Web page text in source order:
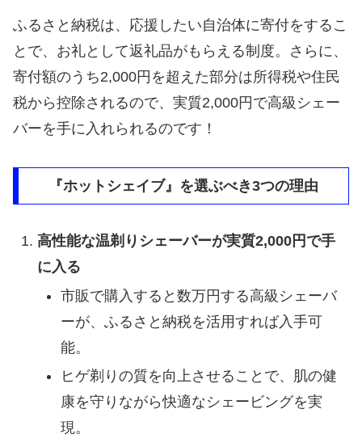
ふるさと納税は、応援したい自治体に寄付をするこ
とで、お礼として返礼品がもらえる制度。さらに、
寄付額のうち2,000円を超えた部分は所得税や住民
税から控除されるので、実質2,000円で高級シェー
バーを手に入れられるのです！
『ホットシェイブ』を選ぶべき3つの理由
高性能な温剃りシェーバーが実質2,000円で手
に入る
市販で購入すると数万円する高級シェーバ
ーが、ふるさと納税を活用すれば入手可
能。
ヒゲ剃りの質を向上させることで、肌の健
康を守りながら快適なシェービングを実
現。